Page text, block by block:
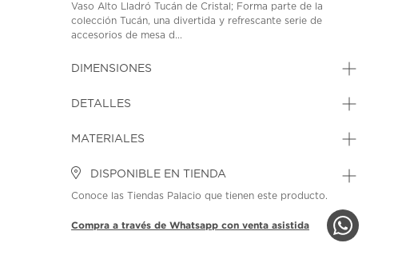
Vaso Alto Lladró Tucán de Cristal; Forma parte de la
colección Tucán, una divertida y refrescante serie de
accesorios de mesa d...
DIMENSIONES
DETALLES
MATERIALES
DISPONIBLE EN TIENDA
Conoce las Tiendas Palacio que tienen este producto.
Compra a través de Whatsapp con venta asistida